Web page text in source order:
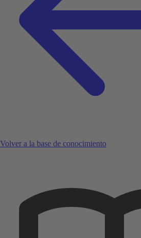
Volver a la base de conocimiento